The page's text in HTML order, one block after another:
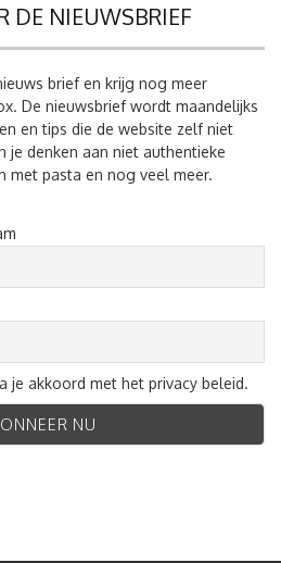
DE NIEUWSBRIEF
brief en krijg nog meer
De nieuwsbrief wordt maandelijks
en tips die de website zelf niet
je denken aan niet authentieke
met pasta en nog veel meer.
je akkoord met het privacy beleid.